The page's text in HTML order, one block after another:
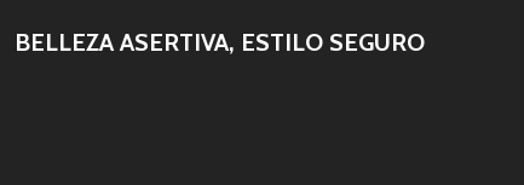
BELLEZA ASERTIVA, ESTILO SEGURO